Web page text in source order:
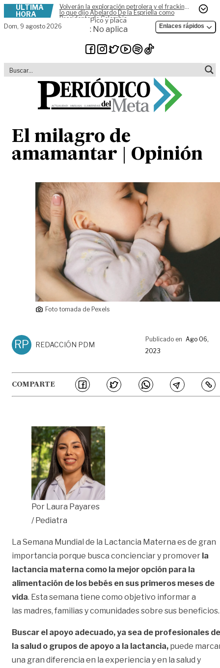
Skip to content
ÚLTIMA
HORA
Volverán la exploración petrolera y el fracking,
lo que dijo Abelardo De la Espriella como
Presidente de Colombia
Dom, 9 agosto 2026
Pico y placa
: No aplica Enlaces rápidos
El milagro de
amamantar | Opinión
Foto tomada de Pexels
RP REDACCIÓN PDM
Publicado en Ago 06,
2023
COMPARTE
Por Laura Payares
/ Pediatra
La Semana Mundial de la Lactancia Materna es de gran
importancia porque busca concienciar y promover la
lactancia materna como la mejor opción para la
alimentación de los bebés en sus primeros meses de
vida. Esta semana tiene como objetivo informar a
las madres, familias y comunidades sobre sus beneficios.
Buscar el apoyo adecuado, ya sea de profesionales de
la salud o grupos de apoyo a la lactancia, puede
una gran diferencia en la experiencia y en la salud y